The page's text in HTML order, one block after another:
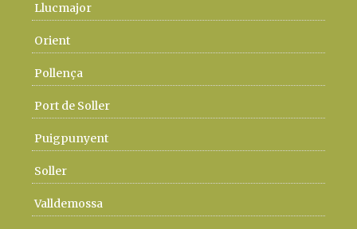
Llucmajor
Orient
Pollença
Port de Soller
Puigpunyent
Soller
Valldemossa